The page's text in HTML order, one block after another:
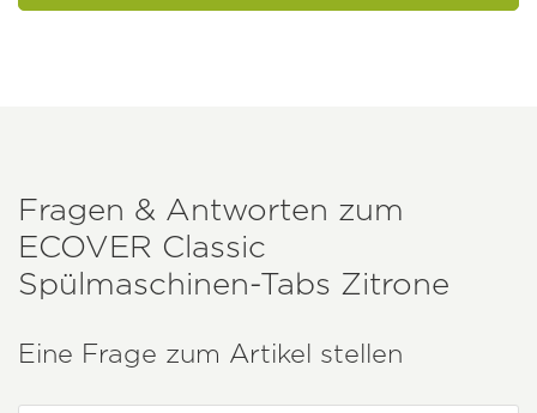
Fragen & Antworten zum
ECOVER Classic
Spülmaschinen-Tabs Zitrone
Eine Frage zum Artikel stellen